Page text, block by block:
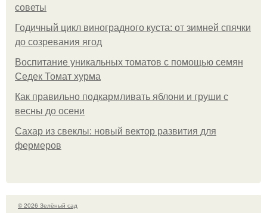
советы
Годичный цикл виноградного куста: от зимней спячки
до созревания ягод
Воспитание уникальных томатов с помощью семян
Седек Томат хурма
Как правильно подкармливать яблони и груши с
весны до осени
Сахар из свеклы: новый вектор развития для
фермеров
© 2026 Зелёный сад